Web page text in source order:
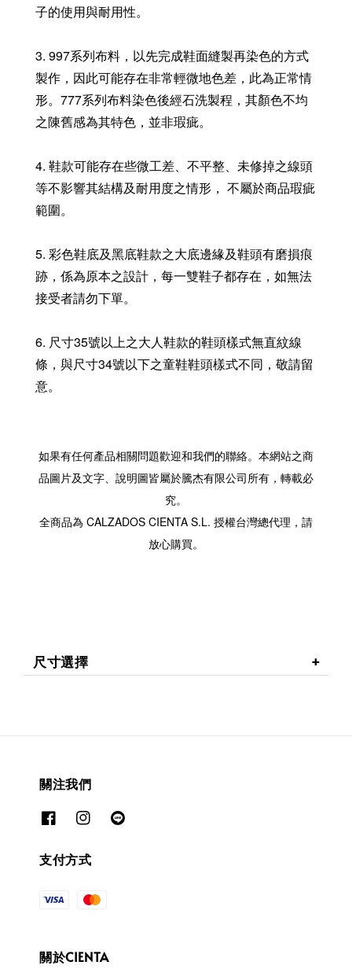
子的使用與耐用性。
3. 997系列布料，以先完成鞋面縫製再染色的方式
製作，因此可能存在非常輕微地色差，此為正常情
形。777系列布料染色後經石洗製程，其顏色不均
之陳舊感為其特色，並非瑕疵。
4. 鞋款可能存在些微工差、不平整、未修掉之線頭
等不影響其結構及耐用度之情形， 不屬於商品瑕疵
範圍。
5. 彩色鞋底及黑底鞋款之大底邊緣及鞋頭有磨損痕
跡，係為原本之設計，每一雙鞋子都存在，如無法
接受者請勿下單。
6. 尺寸35號以上之大人鞋款的鞋頭樣式無直紋線
條，與尺寸34號以下之童鞋鞋頭樣式不同，敬請留
意。
如果有任何產品相關問題歡迎和我們的聯絡。本網站之商
品圖片及文字、說明圖皆屬於騰杰有限公司所有，轉載必
究。
全商品為 CALZADOS CIENTA S.L. 授權台灣總代理，請
放心購買。
尺寸選擇
關注我們
支付方式
關於CIENTA